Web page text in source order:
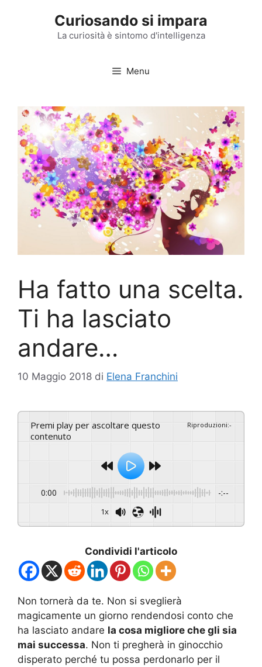
Curiosando si impara
La curiosità è sintomo d'intelligenza
Menu
Ha fatto una scelta.
Ti ha lasciato
andare…
10 Maggio 2018 di Elena Franchini
Premi play per ascoltare questo
contenuto
Riproduzioni:-
0:00 -:--
1x
Condividi l'articolo
Non tornerà da te. Non si sveglierà
magicamente un giorno rendendosi conto che
ha lasciato andare la cosa migliore che gli sia
mai successa. Non ti pregherà in ginocchio
disperato perché tu possa perdonarlo per il